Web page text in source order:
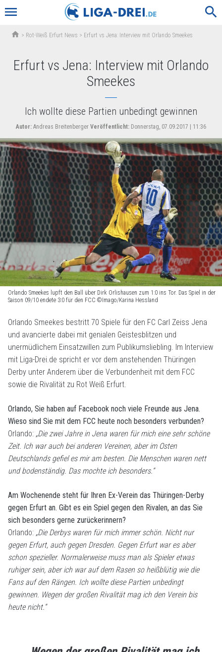
menu search
home > Rot-Weiß Erfurt News > Erfurt vs Jena: Interview mit Orlando Smeekes
Erfurt vs Jena: Interview mit Orlando
Smeekes
Ich wollte diese Partien unbedingt gewinnen
Autor: Andreas Breitenberger Veröffentlicht: Donnerstag, 07.09.2017 | 11:36
Orlando Smeekes lupft den Ball über Dirk Orlishausen zum 1:0 ins Tor. Das Spiel in der
Saison 09/10 endete 3:0 für den FCC ©Imago/Karina Hessland
Orlando Smeekes bestritt 70 Spiele für den FC Carl Zeiss Jena
und avancierte dabei mit genialen Geistesblitzen und
unermüdlichem Einsatzwillen zum Publikumsliebling. Im Interview
mit Liga-Drei.de spricht er vor dem anstehenden Thüringen
Derby unter Anderem über die Verbundenheit mit dem FCC
sowie die Rivalität zu Rot Weiß Erfurt.
Orlando, Sie haben auf Facebook noch viele Freunde aus Jena.
Wieso sind Sie mit dem FCC heute noch besonders verbunden?
Orlando: „Die zwei Jahre in Jena waren für mich eine sehr schöne
Zeit. Ich war auch bei anderen Vereinen, aber im Osten
Deutschlands gefiel es mir am besten. Die Menschen waren nett
und bodenständig. Das mochte ich besonders.“
Am Wochenende steht für Ihren Ex-Verein das Thüringen-Derby
gegen Erfurt an. Gibt es ein Spiel gegen den Rivalen, an das Sie
sich besonders gerne zurückerinnern?
Orlando: „Die Derbys waren für mich immer schön. Nicht nur
gegen Erfurt, auch gegen Dresden. Gegen Erfurt war es aber
schon spezieller. Normalerweise muss man als Spieler etwas
ruhiger sein, aber ich war auf dem Rasen so heißblütig wie die
Fans auf den Rängen. Ich wollte diese Partien unbedingt
gewinnen. Wegen der großen Rivalität mag ich den Verein bis
heute nicht.“